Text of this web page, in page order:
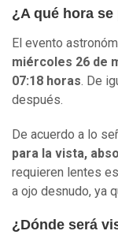
¿A qué hora
El evento
miércoles 26 de
07:18 horas. De
después.
De acuerdo a lo
para la vista,
requieren lentes
a ojo desnudo, ya
¿Dónde será